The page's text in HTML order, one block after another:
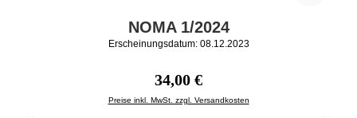
NOMA 1/2024
Erscheinungsdatum: 08.12.2023
Regulärer Preis:
34,00 €
Preise inkl. MwSt. zzgl. Versandkosten